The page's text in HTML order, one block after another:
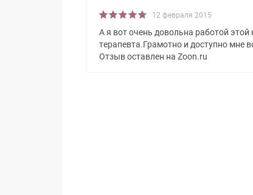
12 февраля 2015
А я вот очень довольна работой
терапевта.Грамотно и доступно мне
Отзыв оставлен на Zoon.ru